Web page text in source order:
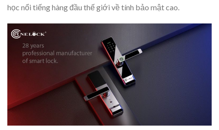
học nổi tiếng hàng đầu thế giới về tính bảo mật cao.